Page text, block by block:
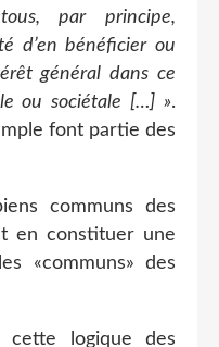
par principe,
d’en bénéficier ou
général dans ce
ou sociétale […] ».
font partie des
communs des
en constituer une
«communs» des
cette logique des